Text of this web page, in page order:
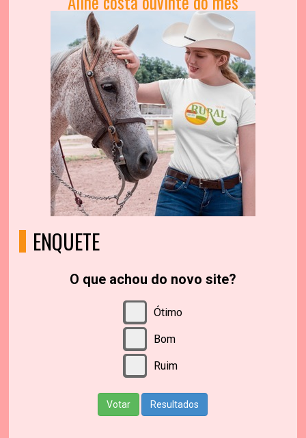
ENQUETE
O que achou do novo site?
Ótimo
Bom
Ruim
Votar Resultados